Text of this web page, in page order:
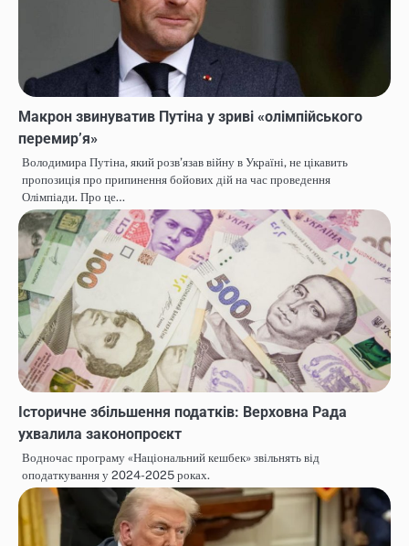
Макрон звинуватив Путіна у зриві «олімпійського
перемир’я»
Володимира Путіна, який розв’язав війну в Україні, не цікавить
пропозиція про припинення бойових дій на час проведення
Олімпіади. Про це…
Історичне збільшення податків: Верховна Рада
ухвалила законопроєкт
Водночас програму «Національний кешбек» звільнять від
оподаткування у 2024-2025 роках.